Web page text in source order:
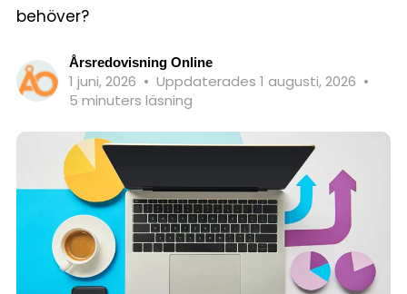
behöver?
Årsredovisning Online
1 juni, 2026 • Uppdaterades 1 augusti, 2026 •
5 minuters läsning